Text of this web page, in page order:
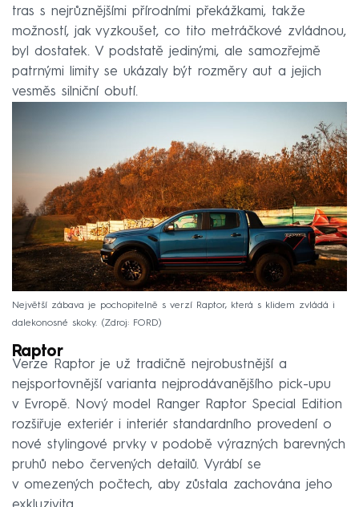
tras s nejrůznějšími přírodními překážkami, takže
možností, jak vyzkoušet, co tito metráčkové zvládnou,
byl dostatek. V podstatě jedinými, ale samozřejmě
patrnými limity se ukázaly být rozměry aut a jejich
vesměs silniční obutí.
Největší zábava je pochopitelně s verzí Raptor, která s klidem zvládá i
dalekonosné skoky.
Zdroj: FORD
Raptor
Verze Raptor je už tradičně nejrobustnější a
nejsportovnější varianta nejprodávanějšího pick-upu
v Evropě. Nový model Ranger Raptor Special Edition
rozšiřuje exteriér i interiér standardního provedení o
nové stylingové prvky v podobě výrazných barevných
pruhů nebo červených detailů. Vyrábí se
v omezených počtech, aby zůstala zachována jeho